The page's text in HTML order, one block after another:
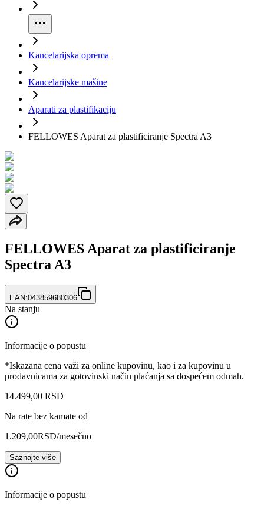
Kancelarijska oprema
Kancelarijske mašine
Aparati za plastifikaciju
FELLOWES Aparat za plastificiranje Spectra A3
FELLOWES Aparat za plastificiranje
Spectra A3
EAN:043859680306
Na stanju
Informacije o popustu
*Iskazana cena važi za online kupovinu, kao i za kupovinu u
prodavnicama za gotovinski način plaćanja sa dospećem odmah.
14.499,00 RSD
Na rate bez kamate od
1.209,00RSD/mesečno
Saznajte više
Informacije o popustu